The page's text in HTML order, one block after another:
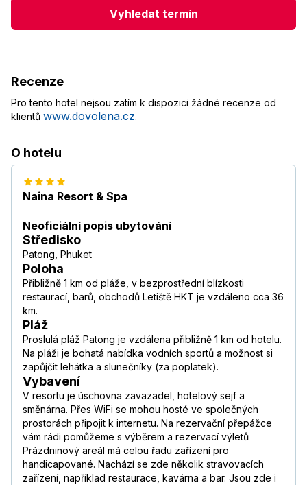
Vyhledat termín
Recenze
Pro tento hotel nejsou zatím k dispozici žádné recenze od
klientů www.dovolena.cz.
O hotelu
Naina Resort & Spa
Neoficiální popis ubytování
Středisko
Patong, Phuket
Poloha
Přibližně 1 km od pláže, v bezprostřední blízkosti
restaurací, barů, obchodů Letiště HKT je vzdáleno cca 36
km.
Pláž
Proslulá pláž Patong je vzdálena přibližně 1 km od hotelu.
Na pláži je bohatá nabídka vodních sportů a možnost si
zapůjčit lehátka a slunečníky (za poplatek).
Vybavení
V resortu je úschovna zavazadel, hotelový sejf a
směnárna. Přes WiFi se mohou hosté ve společných
prostorách připojit k internetu. Na rezervační přepážce
vám rádi pomůžeme s výběrem a rezervací výletů
Prázdninový areál má celou řadu zařízení pro
handicapované. Nachází se zde několik stravovacích
zařízení, například restaurace, kavárna a bar. Jsou zde i